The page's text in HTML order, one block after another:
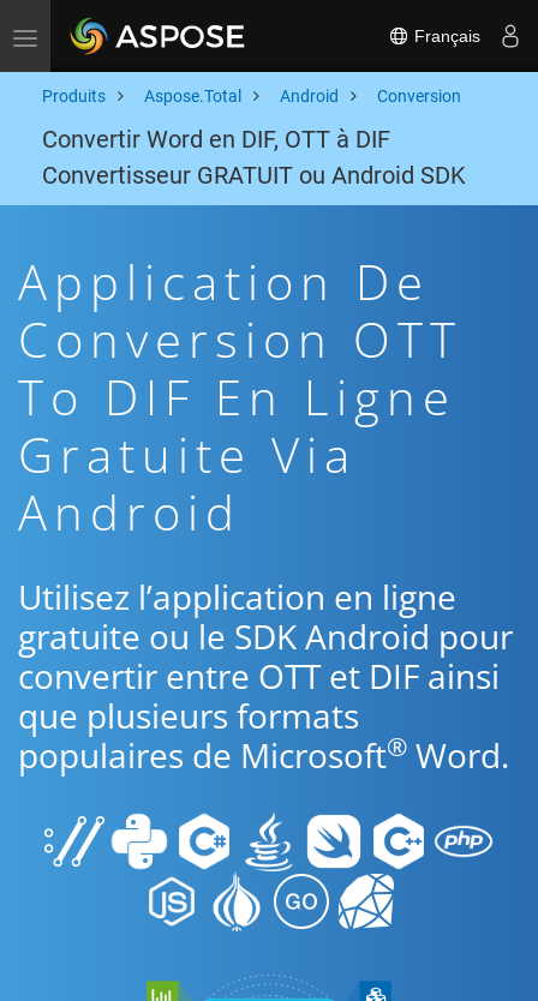
Toggle navigation Français
Produits Aspose.Total Android Conversion
Convertir Word en DIF, OTT à DIF
Convertisseur GRATUIT ou Android SDK
Application De
Conversion OTT
To DIF En Ligne
Gratuite Via
Android
Utilisez l’application en ligne
gratuite ou le SDK Android pour
convertir entre OTT et DIF ainsi
que plusieurs formats
populaires de Microsoft® Word.